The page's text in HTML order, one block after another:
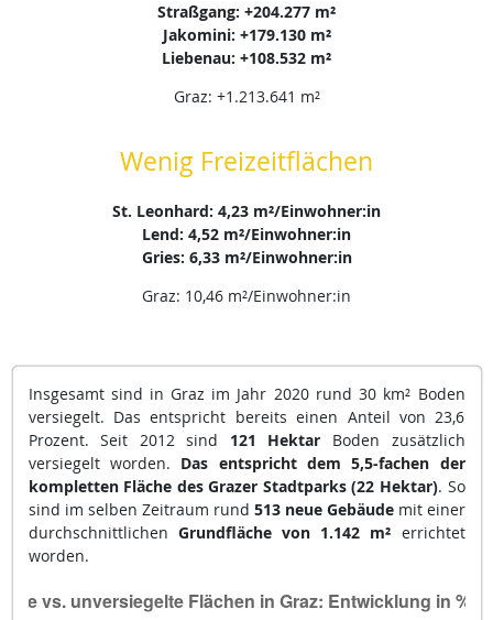
Straßgang: +204.277 m²
Jakomini: +179.130 m²
Liebenau: +108.532 m²
Graz: +1.213.641 m²
Wenig Freizeitflächen
St. Leonhard: 4,23 m²/Einwohner:in
Lend: 4,52 m²/Einwohner:in
Gries: 6,33 m²/Einwohner:in
Graz: 10,46 m²/Einwohner:in
Insgesamt sind in Graz im Jahr 2020 rund 30 km² Boden
versiegelt. Das entspricht bereits einen Anteil von 23,6
Prozent. Seit 2012 sind 121 Hektar Boden zusätzlich
versiegelt worden. Das entspricht dem 5,5-fachen der
kompletten Fläche des Grazer Stadtparks (22 Hektar). So
sind im selben Zeitraum rund 513 neue Gebäudemit einer
durchschnittlichen Grundfläche von 1.142 m² errichtet
worden.